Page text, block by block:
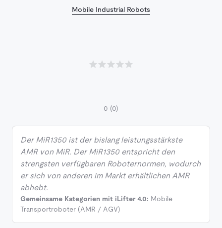
Mobile Industrial Robots
0 (0)
Der MiR1350 ist der bislang leistungsstärkste
AMR von MiR. Der MiR1350 entspricht den
strengsten verfügbaren Roboternormen, wodurch
er sich von anderen im Markt erhältlichen AMR
abhebt.
Gemeinsame Kategorien mit iLifter 4.0: Mobile
Transportroboter (AMR / AGV)